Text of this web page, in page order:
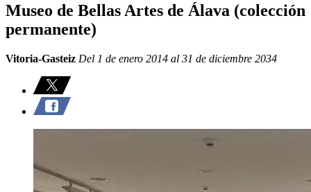
Museo de Bellas Artes de Álava (colección
permanente)
Vitoria-Gasteiz Del 1 de enero 2014 al 31 de diciembre 2034